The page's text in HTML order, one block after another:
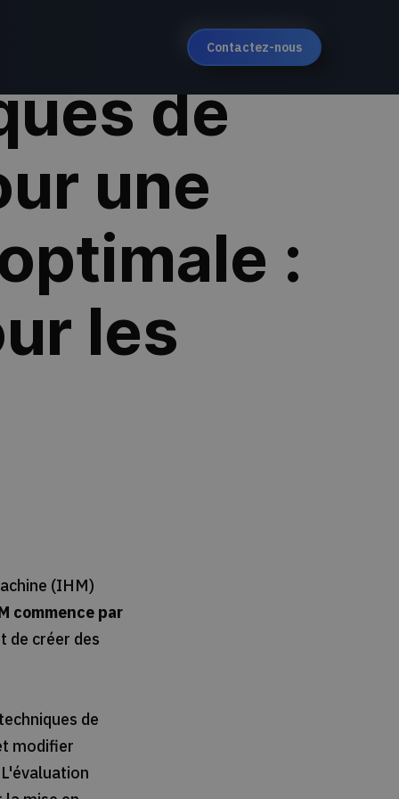
Contactez-nous
de
une
:
les
(IHM)
commence par
de créer des
de
modifier